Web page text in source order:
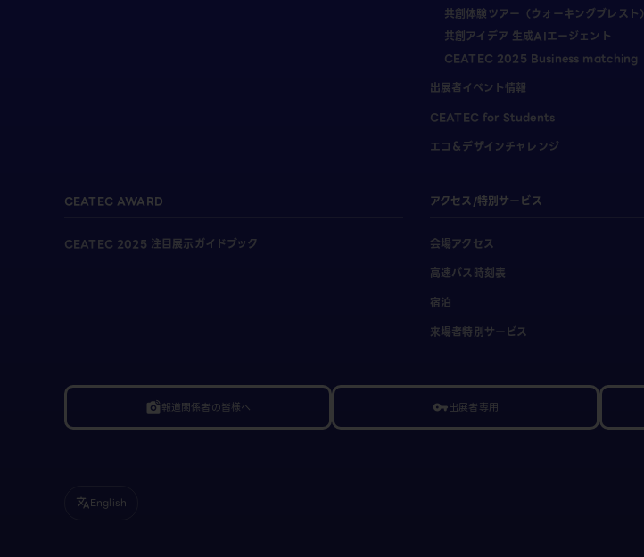
共創体験ツアー（ウォーキングブレスト）
共創アイデア 生成AIエージェント
CEATEC 2025 Business matching
出展者イベント情報
CEATEC for Students
エコ＆デザインチャレンジ
CEATEC AWARD
CEATEC 2025 注目展示ガイドブック
アクセス/特別サービス
会場アクセス
高速バス時刻表
宿泊
来場者特別サービス
linked_camera報道関係者の皆様へ vpn_key出展者専用
translateEnglish